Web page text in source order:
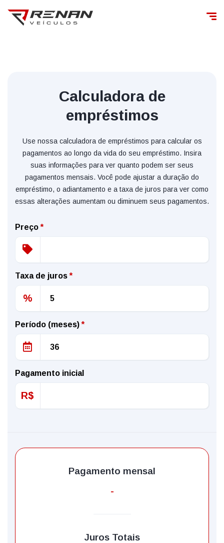
Calculadora de
empréstimos
Use nossa calculadora de empréstimos para calcular os
pagamentos ao longo da vida do seu empréstimo. Insira
suas informações para ver quanto podem ser seus
pagamentos mensais. Você pode ajustar a duração do
empréstimo, o adiantamento e a taxa de juros para ver como
essas alterações aumentam ou diminuem seus pagamentos.
Preço*
Taxa de juros*
%
Período (meses)*
Pagamento inicial
R$
Pagamento mensal
-
Juros Totais